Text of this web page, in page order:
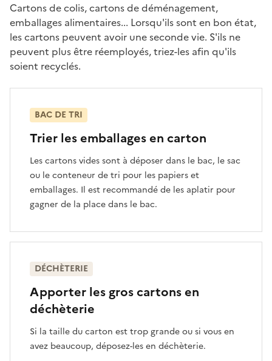
Cartons de colis, cartons de déménagement,
emballages alimentaires... Lorsqu'ils sont en bon état,
les cartons peuvent avoir une seconde vie. S'ils ne
peuvent plus être réemployés, triez-les afin qu'ils
soient recyclés.
Trier les emballages en carton
Les cartons vides sont à déposer dans le bac, le sac
ou le conteneur de tri pour les papiers et
emballages. Il est recommandé de les aplatir pour
gagner de la place dans le bac.
BAC DE TRI
Apporter les gros cartons en
déchèterie
Si la taille du carton est trop grande ou si vous en
avez beaucoup, déposez-les en déchèterie.
DÉCHÈTERIE